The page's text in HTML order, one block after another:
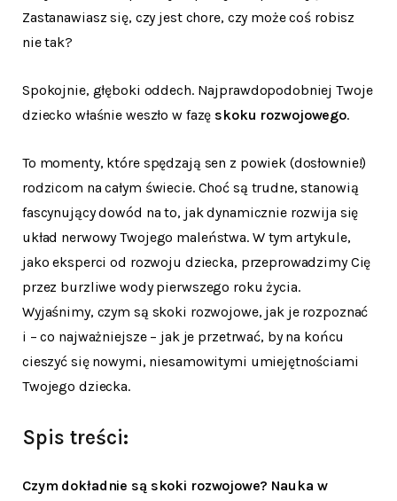
Zastanawiasz się, czy jest chore, czy może coś robisz
nie tak?
Spokojnie, głęboki oddech. Najprawdopodobniej Twoje
dziecko właśnie weszło w fazę skoku rozwojowego.
To momenty, które spędzają sen z powiek (dosłownie!)
rodzicom na całym świecie. Choć są trudne, stanowią
fascynujący dowód na to, jak dynamicznie rozwija się
układ nerwowy Twojego maleństwa. W tym artykule,
jako eksperci od rozwoju dziecka, przeprowadzimy Cię
przez burzliwe wody pierwszego roku życia.
Wyjaśnimy, czym są skoki rozwojowe, jak je rozpoznać
i – co najważniejsze – jak je przetrwać, by na końcu
cieszyć się nowymi, niesamowitymi umiejętnościami
Twojego dziecka.
Spis treści:
Czym dokładnie są skoki rozwojowe? Nauka w